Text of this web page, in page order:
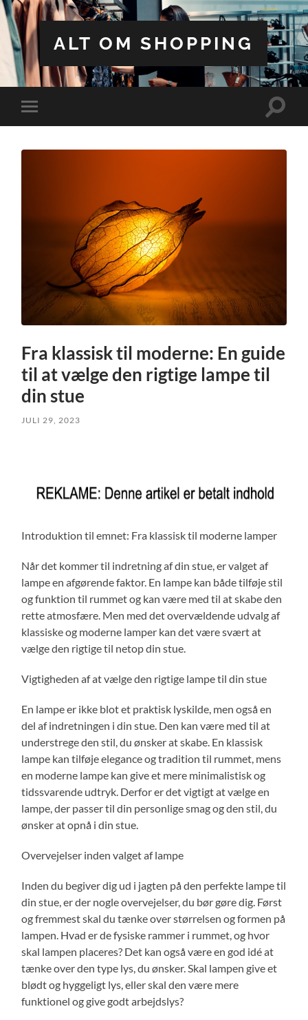
ALT OM SHOPPING
Toggle
mobile
Toggle
Fra klassisk til moderne: En guide
til at vælge den rigtige lampe til
din stue
JULI 29, 2023
Introduktion til emnet: Fra klassisk til moderne lamper
Når det kommer til indretning af din stue, er valget af
lampe en afgørende faktor. En lampe kan både tilføje stil
og funktion til rummet og kan være med til at skabe den
rette atmosfære. Men med det overvældende udvalg af
klassiske og moderne lamper kan det være svært at
vælge den rigtige til netop din stue.
Vigtigheden af at vælge den rigtige lampe til din stue
En lampe er ikke blot et praktisk lyskilde, men også en
del af indretningen i din stue. Den kan være med til at
understrege den stil, du ønsker at skabe. En klassisk
lampe kan tilføje elegance og tradition til rummet, mens
en moderne lampe kan give et mere minimalistisk og
tidssvarende udtryk. Derfor er det vigtigt at vælge en
lampe, der passer til din personlige smag og den stil, du
ønsker at opnå i din stue.
Overvejelser inden valget af lampe
Inden du begiver dig ud i jagten på den perfekte lampe til
din stue, er der nogle overvejelser, du bør gøre dig. Først
og fremmest skal du tænke over størrelsen og formen på
lampen. Hvad er de fysiske rammer i rummet, og hvor
skal lampen placeres? Det kan også være en god idé at
tænke over den type lys, du ønsker. Skal lampen give et
blødt og hyggeligt lys, eller skal den være mere
funktionel og give godt arbejdslys?